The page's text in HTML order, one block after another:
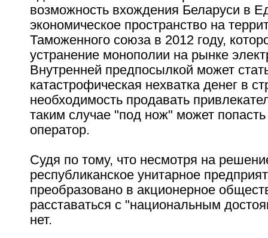
возможность вхождения Беларуси в
экономическое пространство на
Таможенного союза в 2012 году,
устранение монополии на рынке
Внутренней предпосылкой может
катастрофическая нехватка денег в
необходимость продавать
таким случае "под нож" может
оператор.
Судя по тому, что несмотря на
республиканское унитарное
преобразовано в акционерное
расставаться с "национальным
нет.